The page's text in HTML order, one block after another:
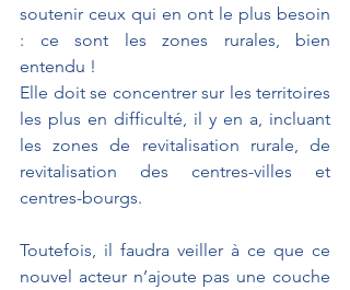
soutenir ceux qui en ont le plus besoin
: ce sont les zones rurales, bien
entendu !
Elle doit se concentrer sur les territoires
les plus en difficulté, il y en a, incluant
les zones de revitalisation rurale, de
revitalisation des centres-villes et
centres-bourgs.
Toutefois, il faudra veiller à ce que ce
nouvel acteur n’ajoute pas une couche